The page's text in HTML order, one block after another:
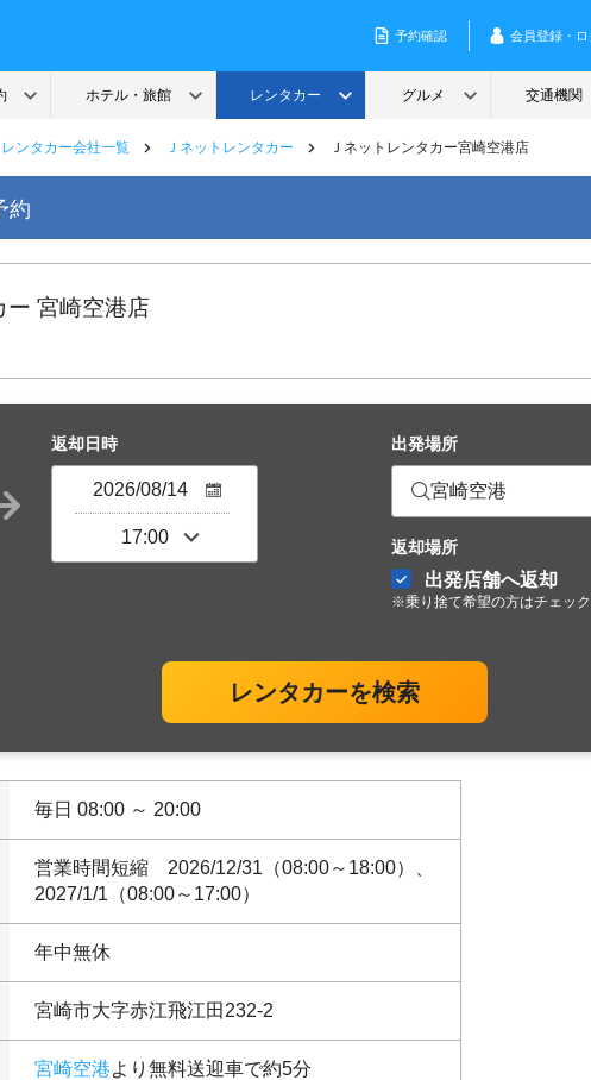
レンタカー会社一覧 Ｊネットレンタカー Ｊネットレンタカー宮崎空港店
約
ー 宮崎空港店
返却日時 出発場所
宮崎空港
返却場所
出発店舗へ返却
※乗り捨て希望の方はチェッ
レンタカーを検索
毎日 08:00 ～ 20:00
営業時間短縮 2026/12/31（08:00～18:00）、
2027/1/1（08:00～17:00）
年中無休
宮崎市大字赤江飛江田232-2
宮崎空港より無料送迎車で約5分